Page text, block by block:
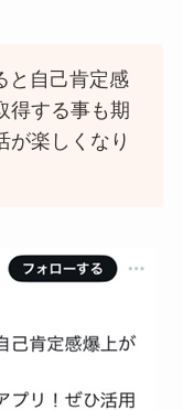
と自己肯定感
得する事も期
が楽しくなり